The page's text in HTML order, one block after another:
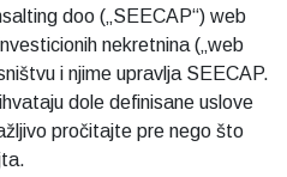
doo („SEECAP“) web
nekretnina („web
i njime upravlja SEECAP.
dole definisane uslove
pročitajte pre nego što